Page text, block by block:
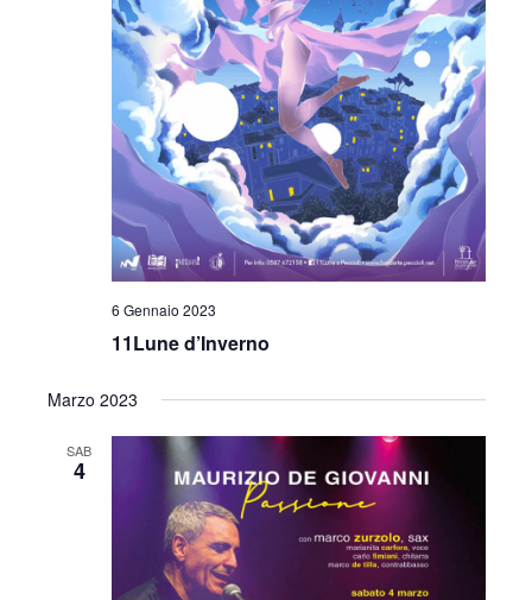
6 Gennaio 2023
11Lune d’Inverno
Marzo 2023
SAB
4